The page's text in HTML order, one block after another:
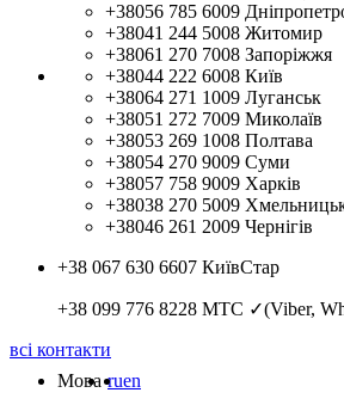
+38056 785 6009
+38041 244 5008 Житомир
+38061 270 7008 Запоріжжя
+38044 222 6008 Київ
+38064 271 1009 Луганськ
+38051 272 7009 Миколаїв
+38053 269 1008 Полтава
+38054 270 9009 Суми
+38057 758 9009 Харків
+38038 270 5009
+38046 261 2009 Чернігів
+38 067 630 6607 КиївСтар
+38 099 776 8228 МТС ✓(Viber,
всі контакти
Мова ruen